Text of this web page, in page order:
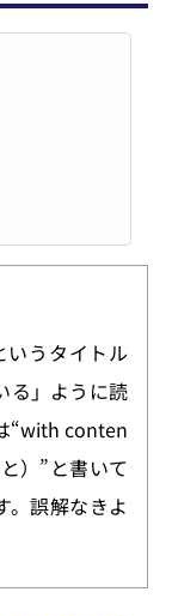
うタイトル
る」ように読
“with conten
）”と書いて
。誤解なきよ